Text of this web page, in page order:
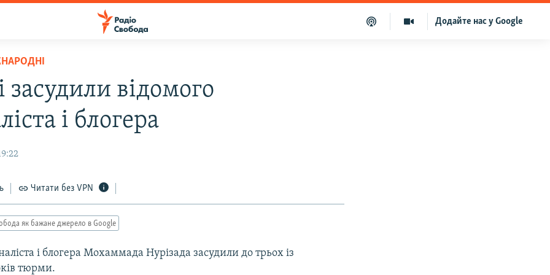
Додайте нас у Google
засудили відомого
і блогера
Читати без VPN
як бажане джерело в Google
і блогера Мохаммада Нурізада засудили до трьох із
тюрми.